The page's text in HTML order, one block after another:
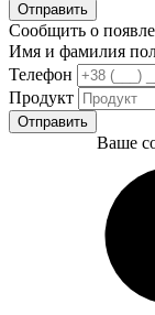
Отправить
Сообщить о
Имя и фамилия
Телефон
Продукт
Отправить
Ваше